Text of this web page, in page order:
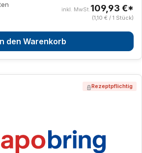
inkl. MwSt.109,93 €*
(1,10 € / 1 Stück)
den Warenkorb
Rezeptpflichtig